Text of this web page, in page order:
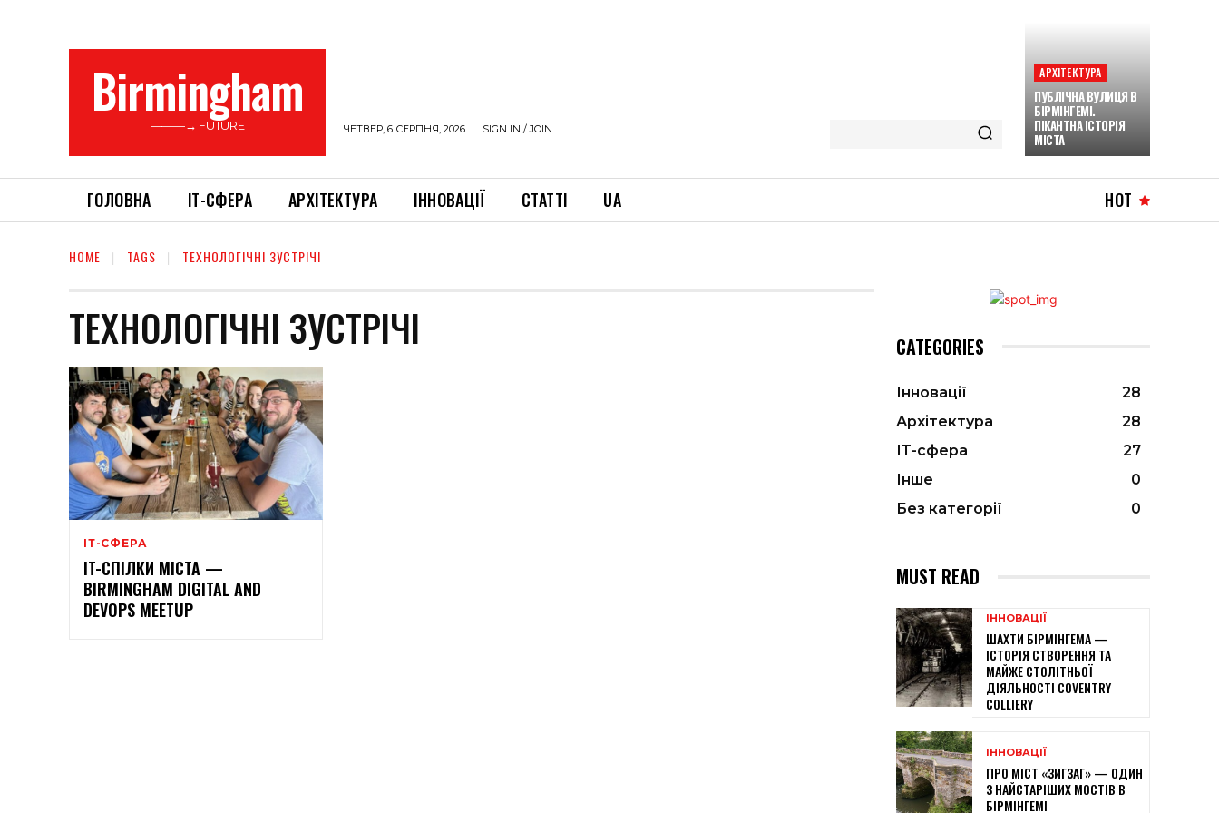
Birmingham
———→ FUTURE ЧЕТВЕР, 6 СЕРПНЯ, 2026 SIGN IN / JOIN
АРХІТЕКТУРА
ПУБЛІЧНА ВУЛИЦЯ В
БІРМІНГЕМІ.
ПІКАНТНА ІСТОРІЯ
МІСТА
ГОЛОВНА ІТ-СФЕРА АРХІТЕКТУРА ІННОВАЦІЇ СТАТТІ UA HOT
HOME TAGS ТЕХНОЛОГІЧНІ ЗУСТРІЧІ
ТЕХНОЛОГІЧНІ ЗУСТРІЧІ
ІТ-СФЕРА
IT-СПІЛКИ МІСТА —
BIRMINGHAM DIGITAL AND
DEVOPS MEETUP
CATEGORIES
Інновації
28
Архітектура
28
ІТ-сфера
27
Інше
0
Без категорії
0
MUST READ
ІННОВАЦІЇ
ШАХТИ БІРМІНГЕМА —
ІСТОРІЯ СТВОРЕННЯ ТА
МАЙЖЕ СТОЛІТНЬОЇ
ДІЯЛЬНОСТІ COVENTRY
COLLIERY
ІННОВАЦІЇ
ПРО МІСТ «ЗИГЗАГ» — ОДИН
З НАЙСТАРІШИХ МОСТІВ В
БІРМІНГЕМІ